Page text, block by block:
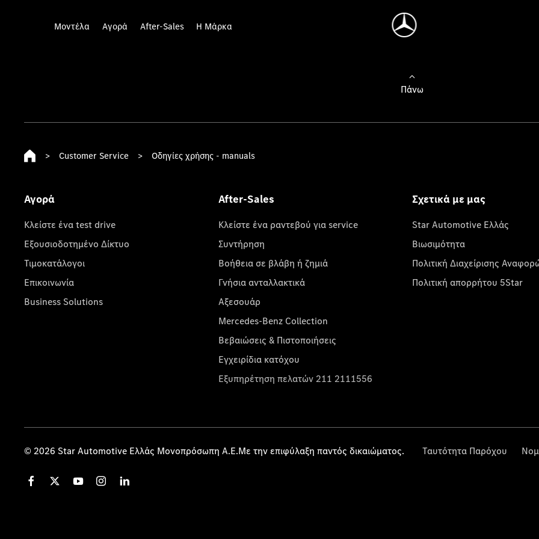
Μοντέλα Αγορά After-Sales Η Μάρκα
Πάνω
> Customer Service > Οδηγίες χρήσης - manuals
Αγορά
Κλείστε ένα test drive
Εξουσιοδοτημένο Δίκτυο
Τιμοκατάλογοι
Επικοινωνία
Business Solutions
After-Sales
Κλείστε ένα ραντεβού για service
Συντήρηση
Βοήθεια σε βλάβη ή ζημιά
Γνήσια ανταλλακτικά
Αξεσουάρ
Mercedes-Benz Collection
Βεβαιώσεις & Πιστοποιήσεις
Εγχειρίδια κατόχου
Εξυπηρέτηση πελατών 211 2111556
Σχετικά με μας
Star Automotive Ελλάς
Βιωσιμότητα
Πολιτική Διαχείρισης
Πολιτική απορρήτου 5Star
© 2026 Star Automotive Ελλάς Μονοπρόσωπη Α.Ε.Με την επιφύλαξη παντός δικαιώματος. Ταυτότητα Παρόχου